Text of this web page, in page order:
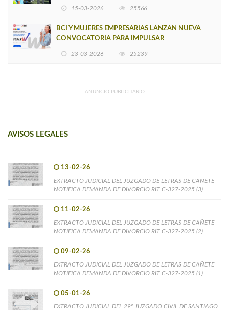
15-03-2026 25566
BCI Y MUJERES EMPRESARIAS LANZAN NUEVA
CONVOCATORIA PARA IMPULSAR
23-03-2026 25239
ANUNCIO PUBLICITARIO
AVISOS LEGALES
13-02-26
EXTRACTO JUDICIAL DEL JUZGADO DE LETRAS DE CAÑETE
NOTIFICA DEMANDA DE DIVORCIO RIT C-327-2025 (3)
11-02-26
EXTRACTO JUDICIAL DEL JUZGADO DE LETRAS DE CAÑETE
NOTIFICA DEMANDA DE DIVORCIO RIT C-327-2025 (2)
09-02-26
EXTRACTO JUDICIAL DEL JUZGADO DE LETRAS DE CAÑETE
NOTIFICA DEMANDA DE DIVORCIO RIT C-327-2025 (1)
05-01-26
EXTRACTO JUDICIAL DEL 29° JUZGADO CIVIL DE SANTIAGO